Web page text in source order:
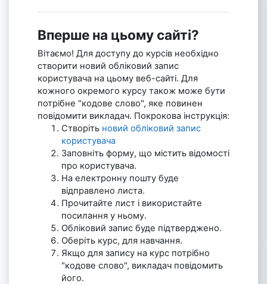
Вперше на цьому сайті?
Вітаємо! Для доступу до курсів необхідно
створити новий обліковий запис
користувача на цьому веб-сайті. Для
кожного окремого курсу також може бути
потрібне "кодове слово", яке повинен
повідомити викладач. Покрокова інструкція:
Створіть новий обліковий запис
користувача
Заповніть форму, що містить відомості
про користувача.
На електронну пошту буде
відправлено листа.
Прочитайте лист і використайте
посилання у ньому.
Обліковий запис буде підтверджено.
Оберіть курс, для навчання.
Якщо для запису на курс потрібно
"кодове слово", викладач повідомить
його.